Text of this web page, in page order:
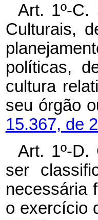
Art. 1º-C.
Culturais,
políticas,
cultura
seu órgão
15.367, de
Art. 1º-D.
ser
necessária
o